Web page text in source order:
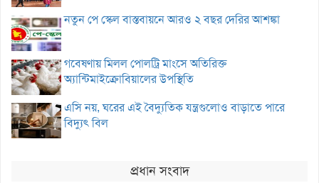
নতুন পে স্কেল বাস্তবায়নে আরও ২ বছর দেরির আশঙ্কা
গবেষণায় মিলল পোলট্রি মাংসে অতিরিক্ত
অ্যান্টিমাইক্রোবিয়ালের উপস্থিতি
এসি নয়, ঘরের এই বৈদ্যুতিক যন্ত্রগুলোও বাড়াতে পারে
বিদ্যুৎ বিল
প্রধান সংবাদ